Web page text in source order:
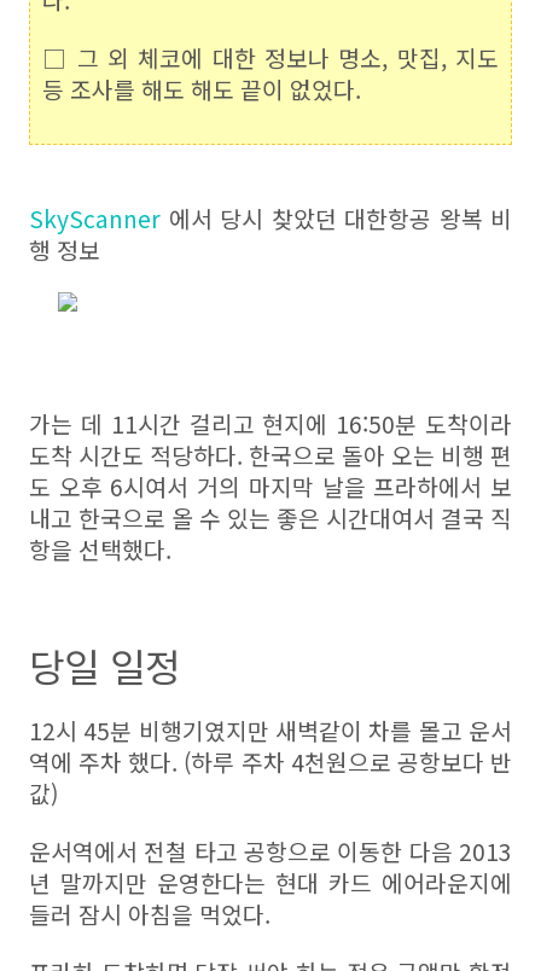
□ 그 외 체코에 대한 정보나 명소, 맛집, 지도
등 조사를 해도 해도 끝이 없었다.
SkyScanner 에서 당시 찾았던 대한항공 왕복 비
행 정보
가는 데 11시간 걸리고 현지에 16:50분 도착이라
도착 시간도 적당하다. 한국으로 돌아 오는 비행 편
도 오후 6시여서 거의 마지막 날을 프라하에서 보
내고 한국으로 올 수 있는 좋은 시간대여서 결국 직
항을 선택했다.
당일 일정
12시 45분 비행기였지만 새벽같이 차를 몰고 운서
역에 주차 했다. (하루 주차 4천원으로 공항보다 반
값)
운서역에서 전철 타고 공항으로 이동한 다음 2013
년 말까지만 운영한다는 현대 카드 에어라운지에
들러 잠시 아침을 먹었다.